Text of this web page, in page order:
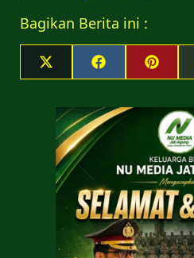
Bagikan Berita ini :